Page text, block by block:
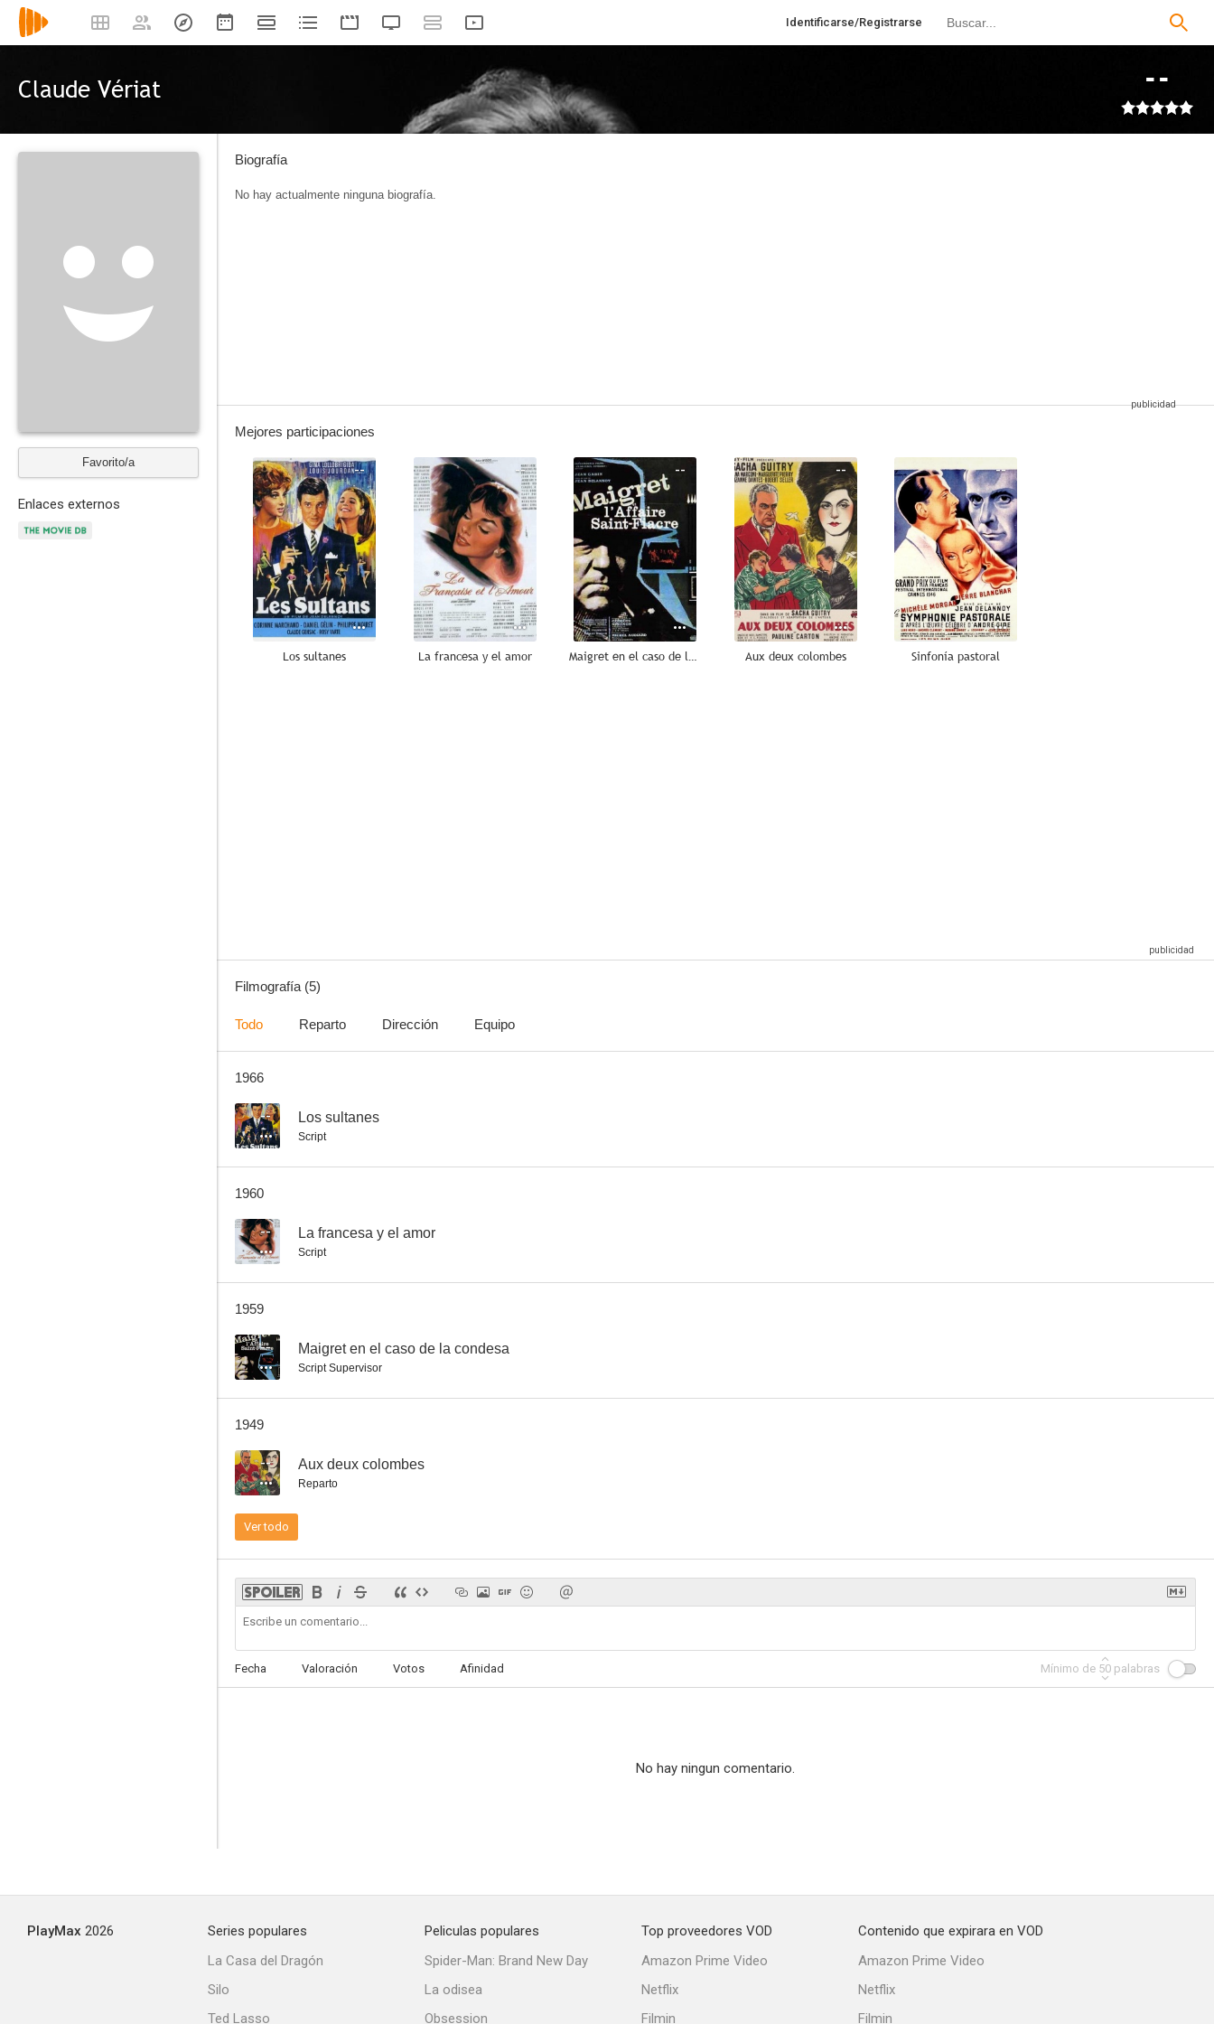
Identificarse/Registrarse
Claude Vériat --
Favorito/a
Enlaces externos
Biografía
No hay actualmente ninguna biografía.
Mejores participaciones
--
Los sultanes
--
La francesa y el amor
--
Maigret en el caso de la condesa
--
Aux deux colombes
--
Sinfonía pastoral
Filmografía (5)
Todo Reparto Dirección Equipo
1966
-- Los sultanes
Script
1960
-- La francesa y el amor
Script
1959
-- Maigret en el caso de la condesa
Script Supervisor
1949
-- Aux deux colombes
Reparto
Ver todo
Fecha Valoración Votos Afinidad Mínimo de 50 palabras
No hay ningun comentario.
PlayMax 2026
Series populares
La Casa del Dragón
Silo
Ted Lasso
Peliculas populares
Spider-Man: Brand New Day
La odisea
Obsession
Top proveedores VOD
Amazon Prime Video
Netflix
Filmin
Contenido que expirara en VOD
Amazon Prime Video
Netflix
Filmin